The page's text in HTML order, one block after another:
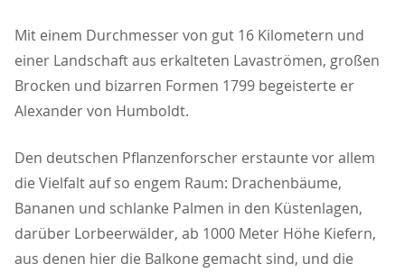
Mit einem Durchmesser von gut 16 Kilometern und
einer Landschaft aus erkalteten Lavaströmen, großen
Brocken und bizarren Formen 1799 begeisterte er
Alexander von Humboldt.
Den deutschen Pflanzenforscher erstaunte vor allem
die Vielfalt auf so engem Raum: Drachenbäume,
Bananen und schlanke Palmen in den Küstenlagen,
darüber Lorbeerwälder, ab 1000 Meter Höhe Kiefern,
aus denen hier die Balkone gemacht sind, und die